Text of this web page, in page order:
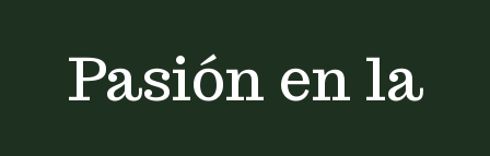
Pasión en la